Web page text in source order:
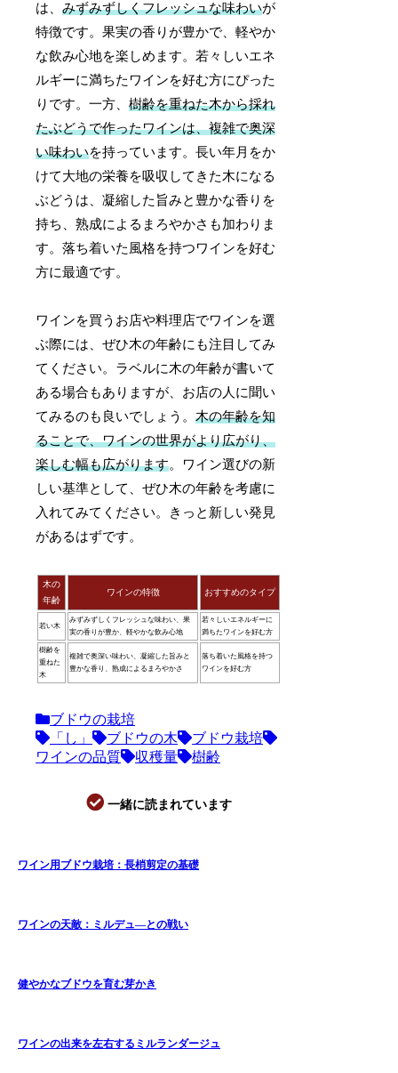
は、みずみずしくフレッシュな味わいが
特徴です。果実の香りが豊かで、軽やか
な飲み心地を楽しめます。若々しいエネ
ルギーに満ちたワインを好む方にぴった
りです。一方、樹齢を重ねた木から採れ
たぶどうで作ったワインは、複雑で奥深
い味わいを持っています。長い年月をか
けて大地の栄養を吸収してきた木になる
ぶどうは、凝縮した旨みと豊かな香りを
持ち、熟成によるまろやかさも加わりま
す。落ち着いた風格を持つワインを好む
方に最適です。
ワインを買うお店や料理店でワインを選
ぶ際には、ぜひ木の年齢にも注目してみ
てください。ラベルに木の年齢が書いて
ある場合もありますが、お店の人に聞い
てみるのも良いでしょう。木の年齢を知
ることで、ワインの世界がより広がり、
楽しむ幅も広がります。ワイン選びの新
しい基準として、ぜひ木の年齢を考慮に
入れてみてください。きっと新しい発見
があるはずです。
木の
年齢
ワインの特徴 おすすめのタイプ
若い木
みずみずしくフレッシュな味わい、果
実の香りが豊か、軽やかな飲み心地
若々しいエネルギーに
満ちたワインを好む方
樹齢を
重ねた
木
複雑で奥深い味わい、凝縮した旨みと
豊かな香り、熟成によるまろやかさ
落ち着いた風格を持つ
ワインを好む方
ブドウの栽培
「し」
ブドウの木
ブドウ栽培
ワインの品質
収穫量 樹齢
一緒に読まれています
ワイン用ブドウ栽培：長梢剪定の基礎
ワインの天敵：ミルデュ―との戦い
健やかなブドウを育む芽かき
ワインの出来を左右するミルランダージュ